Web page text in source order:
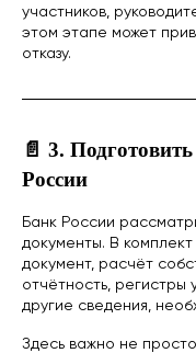
участников,
этом этапе может
отказу.
📄 3.
России
Банк России
документы. В
документ, расчёт
отчётность, регистры
другие сведения,
Здесь важно не